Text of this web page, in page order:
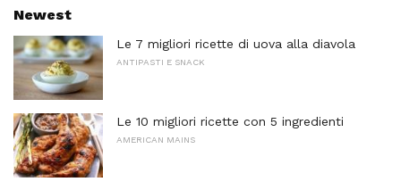
Newest
Le 7 migliori ricette di uova alla diavola
ANTIPASTI E SNACK
Le 10 migliori ricette con 5 ingredienti
AMERICAN MAINS